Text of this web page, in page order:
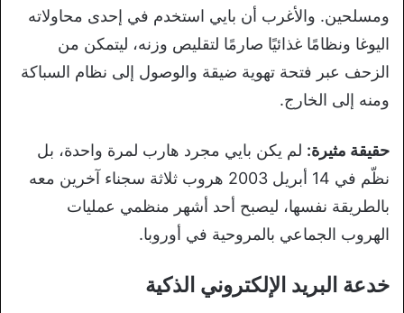
ومسلحين. والأغرب أن بايي استخدم في إحدى محاولاته
اليوغا ونظامًا غذائيًا صارمًا لتقليص وزنه، ليتمكن من
الزحف عبر فتحة تهوية ضيقة والوصول إلى نظام السباكة
ومنه إلى الخارج.
حقيقة مثيرة: لم يكن بايي مجرد هارب لمرة واحدة، بل
نظّم في 14 أبريل 2003 هروب ثلاثة سجناء آخرين معه
بالطريقة نفسها، ليصبح أحد أشهر منظمي عمليات
الهروب الجماعي بالمروحية في أوروبا.
خدعة البريد الإلكتروني الذكية